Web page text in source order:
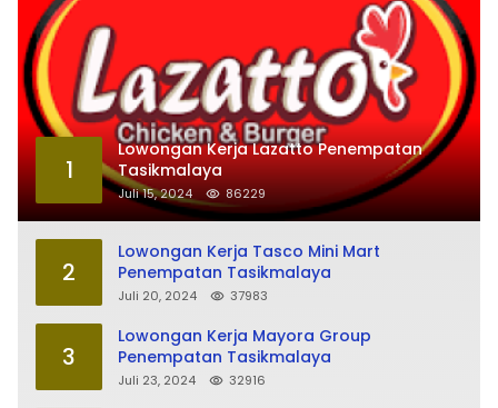
1
Lowongan Kerja Lazatto Penempatan
Tasikmalaya
Juli 15, 2024 86229
2
Lowongan Kerja Tasco Mini Mart
Penempatan Tasikmalaya
Juli 20, 2024 37983
3
Lowongan Kerja Mayora Group
Penempatan Tasikmalaya
Juli 23, 2024 32916